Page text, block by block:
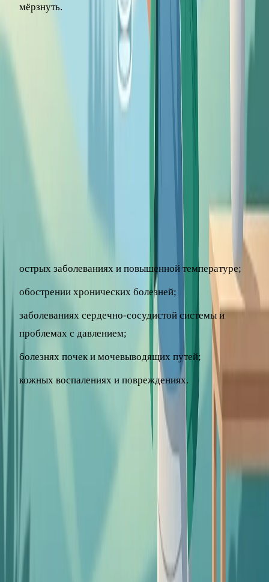
мёрзнуть.
Реалистичное ожидание такое: при системном подходе
через несколько недель вы заметите, что легче переносите
холод и прохладную воду, а сезон простуд проходит
мягче. Это не отменяет необходимость беречь себя,
высыпаться и полноценно питаться – закаливание лишь
усиливает общий результат, но не работает в одиночку.
Кому закаливание противопоказано
Закаливание подходит не всем, и в ряде состояний
холодовые нагрузки могут навредить. Будьте осторожны
острых заболеваниях и повышенной температуре;
обострении хронических болезней;
заболеваниях сердечно-сосудистой системы и
проблемах с давлением;
болезнях почек и мочевыводящих путей;
кожных воспалениях и повреждениях.
В таких случаях вопрос о возможности и виде
закаливания решается индивидуально и только со
Когда стоит обратиться к врачу
Перед началом регулярного закаливания, особенно если
есть хронические заболевания, имеет смысл
проконсультироваться с врачом – он оценит, нет ли
противопоказаний, и подскажет безопасный режим.